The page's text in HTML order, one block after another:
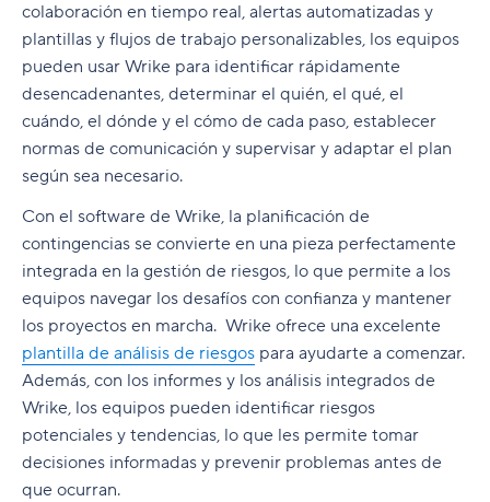
colaboración en tiempo real, alertas automatizadas y
plantillas y flujos de trabajo personalizables, los equipos
pueden usar Wrike para identificar rápidamente
desencadenantes, determinar el quién, el qué, el
cuándo, el dónde y el cómo de cada paso, establecer
normas de comunicación y supervisar y adaptar el plan
según sea necesario.
Con el software de Wrike, la planificación de
contingencias se convierte en una pieza perfectamente
integrada en la gestión de riesgos, lo que permite a los
equipos navegar los desafíos con confianza y mantener
los proyectos en marcha. Wrike ofrece una excelente
plantilla de análisis de riesgos para ayudarte a comenzar.
Además, con los informes y los análisis integrados de
Wrike, los equipos pueden identificar riesgos
potenciales y tendencias, lo que les permite tomar
decisiones informadas y prevenir problemas antes de
que ocurran.